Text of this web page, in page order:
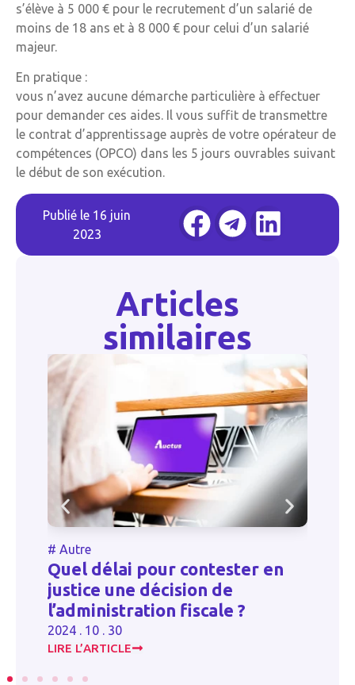
s’élève à 5 000 € pour le recrutement d’un salarié de
moins de 18 ans et à 8 000 € pour celui d’un salarié
majeur.
En pratique :
vous n’avez aucune démarche particulière à effectuer
pour demander ces aides. Il vous suffit de transmettre
le contrat d’apprentissage auprès de votre opérateur de
compétences (OPCO) dans les 5 jours ouvrables suivant
le début de son exécution.
Publié le 16 juin
2023
Articles
similaires
# Autre
Quel délai pour contester en
justice une décision de
l’administration fiscale ?
2024 . 10 . 30
LIRE L’ARTICLE